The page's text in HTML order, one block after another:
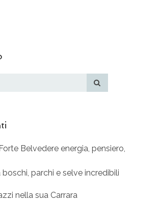
Belvedere energia, pensiero,
boschi, parchi e selve incredibili
nella sua Carrara